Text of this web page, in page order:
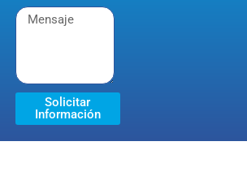
Solicitar
Información